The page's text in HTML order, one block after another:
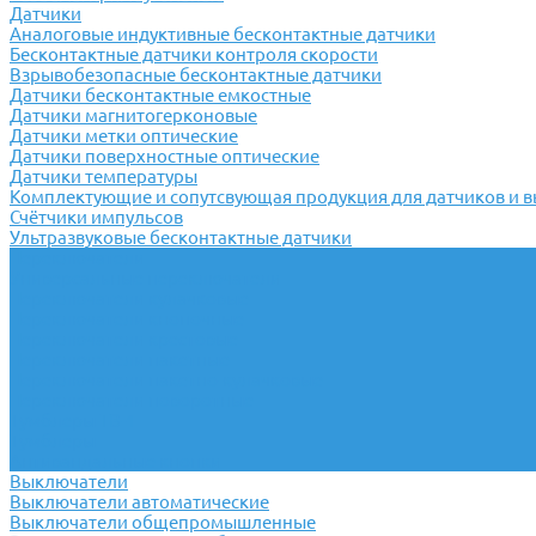
Датчики
Аналоговые индуктивные бесконтактные датчики
Бесконтактные датчики контроля скорости
Взрывобезопасные бесконтактные датчики
Датчики бесконтактные емкостные
Датчики магнитогерконовые
Датчики метки оптические
Датчики поверхностные оптические
Датчики температуры
Комплектующие и сопутсвующая продукция для датчиков и
Счётчики импульсов
Ультразвуковые бесконтактные датчики
Выключатели
Выключатели автоматические
Выключатели общепромышленные